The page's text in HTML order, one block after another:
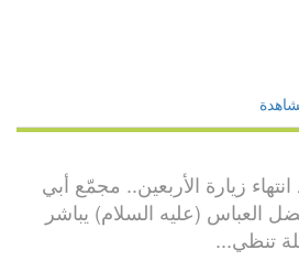
انتهاء زيارة الأربعين.. مجمّع أبي
العباس (عليه السلام) يباشر
تنظي...